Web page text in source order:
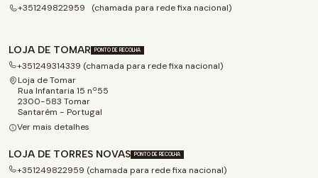
+351249822959 (chamada para rede fixa nacional)
LOJA DE TOMAR PONTO DE RECOLHA
+351249314339 (chamada para rede fixa nacional)
Loja de Tomar
Rua Infantaria 15 nº55
2300-583 Tomar
Santarém - Portugal
Ver mais detalhes
LOJA DE TORRES NOVAS PONTO DE RECOLHA
+351249822959 (chamada para rede fixa nacional)